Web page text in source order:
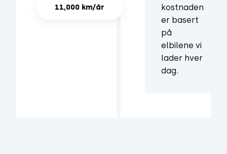
11,000 km/år
kostnaden
er basert
på
elbilene vi
lader hver
dag.